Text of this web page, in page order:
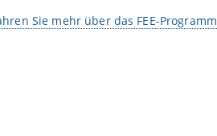
Sie mehr über das FEE-Programm